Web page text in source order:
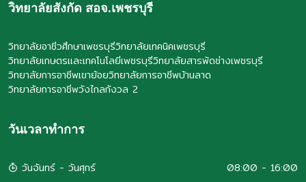
วิทยาลัยสังกัด สอจ.เพชรบุรี
วิทยาลัยอาชีวศึกษาเพชรบุรีวิทยาลัยเทคนิคเพชรบุรี
วิทยาลัยเกษตรและเทคโนโลยีเพชรบุรีวิทยาลัยสารพัดช่างเพชรบุรี
วิทยาลัยการอาชีพเขาย้อยวิทยาลัยการอาชีพบ้านลาด
วิทยาลัยการอาชีพวังไกลกังวล 2
วันเวลาทำการ
วันจันทร์ - วันศุกร์ 08:00 - 16:00